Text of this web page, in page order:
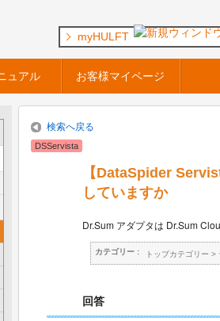
ュアル お客様マイページ
myHULFT
検索へ戻る
DSServista
【DataSpider
していますか
Dr.Sum アダプタは Dr.Sum
カテゴリー : トップカテゴリー >
回答